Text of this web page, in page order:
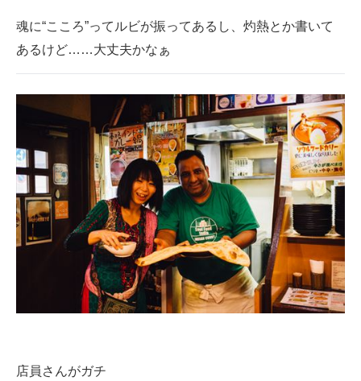
魂に“こころ”ってルビが振ってあるし、灼熱とか書いて
あるけど……大丈夫かなぁ
店員さんがガチ